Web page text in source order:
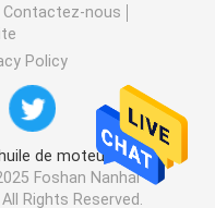
bouteille
Contactez-nous
Policy
de moteur de
Foshan Nanhai
Rights Reserved.